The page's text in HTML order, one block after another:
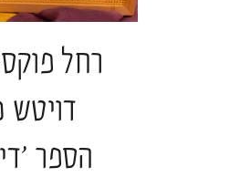
לקריאה נוספת »
רחל
דויטש
הספר